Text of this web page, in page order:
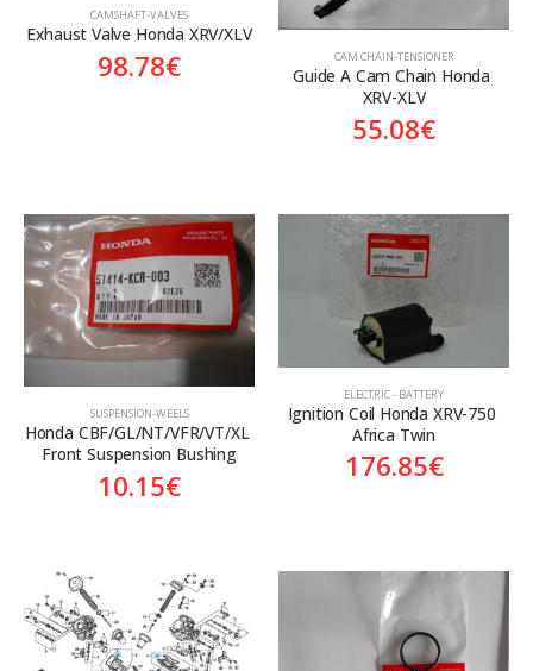
CAMSHAFT-VALVES
Exhaust Valve Honda XRV/XLV
98.78€ CAM CHAIN-TENSIONER
Guide A Cam Chain Honda
XRV-XLV
55.08€
SUSPENSION-WEELS
Honda CBF/GL/NT/VFR/VT/XL
Front Suspension Bushing
10.15€
ELECTRIC - BATTERY
Ignition Coil Honda XRV-750
Africa Twin
176.85€